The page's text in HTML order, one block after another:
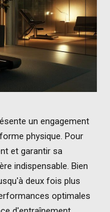
un engagement
physique. Pour
et garantir sa
indispensable. Bien
deux fois plus
optimales